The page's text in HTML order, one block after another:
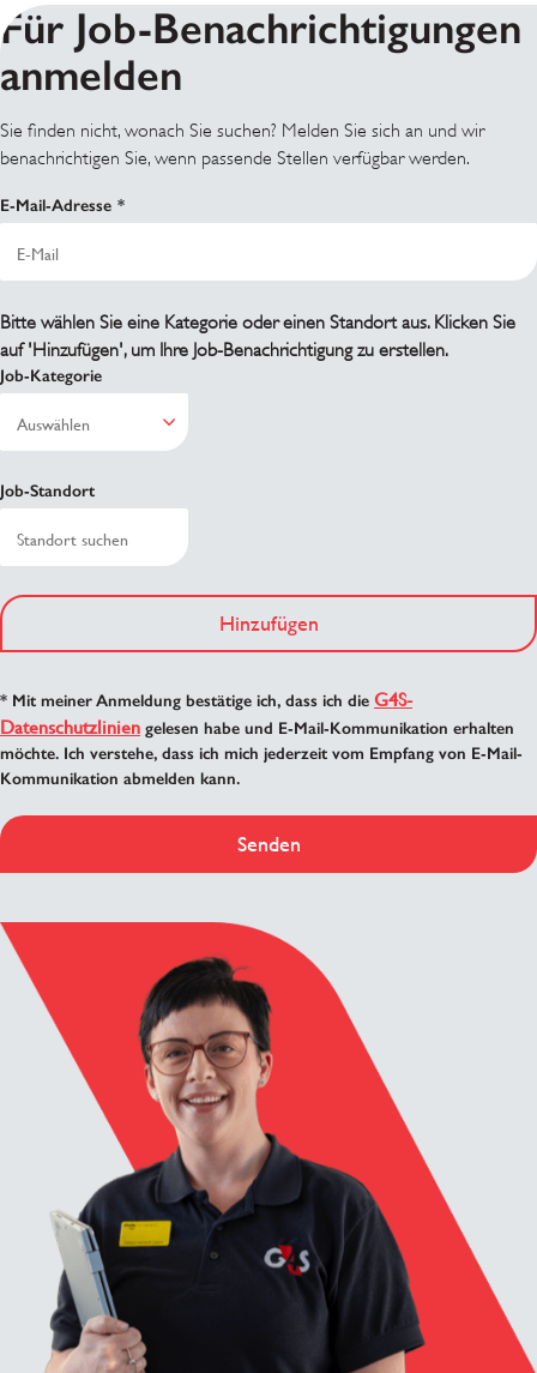
Für Job-Benachrichtigungen
anmelden
Sie finden nicht, wonach Sie suchen? Melden Sie sich an und wir
benachrichtigen Sie, wenn passende Stellen verfügbar werden.
E-Mail-Adresse
Bitte wählen Sie eine Kategorie oder einen Standort aus. Klicken Sie
auf 'Hinzufügen', um Ihre Job-Benachrichtigung zu erstellen.
Job-Kategorie
Job-Standort
Hinzufügen
* Mit meiner Anmeldung bestätige ich, dass ich die G4S-
Datenschutzlinien gelesen habe und E-Mail-Kommunikation erhalten
möchte. Ich verstehe, dass ich mich jederzeit vom Empfang von E-Mail-
Kommunikation abmelden kann.
Senden